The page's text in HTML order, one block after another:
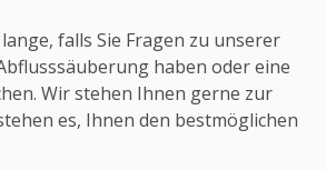
falls Sie Fragen zu unserer
haben oder eine
Wir stehen Ihnen gerne zur
es, Ihnen den bestmöglichen